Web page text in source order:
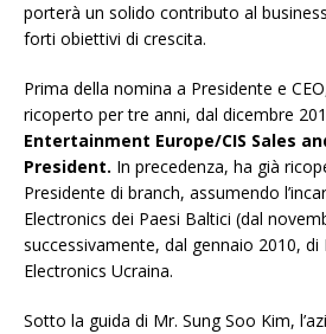
porterà un solido contributo al
forti obiettivi di crescita.
Prima della nomina a Presidente e
ricoperto per tre anni, dal dicembre
Entertainment Europe/CIS Sales
President. In precedenza, ha già
Presidente di branch, assumendo
Electronics dei Paesi Baltici (dal
successivamente, dal gennaio 2010, di
Electronics Ucraina.
Sotto la guida di Mr. Sung Soo Kim,